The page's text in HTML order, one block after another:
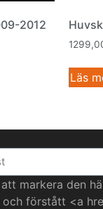
2012
Läs
att markera den
och förstått <a